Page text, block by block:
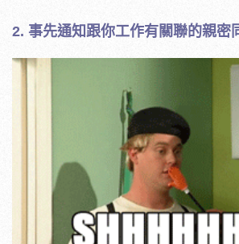
2. 事先通知跟你工作有關聯的親密